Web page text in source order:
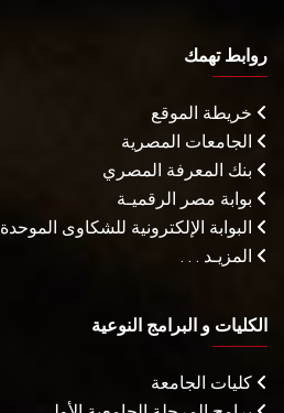
روابط تهمك
خريطة الموقع
الجامعات المصرية
بنك المعرفة المصري
بوابة مصر الرقميـة
البوابة الإلكترونية للشكاوى الموحدة
المزيـد . . .
الكليات و البرامج النوعية
كليات الجامعة